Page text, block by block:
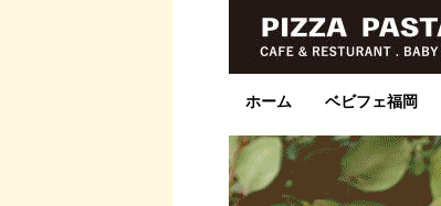
ホーム ベビフェ福岡